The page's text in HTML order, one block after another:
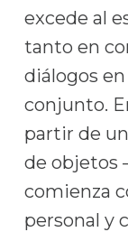
excede al
tanto en
diálogos
conjunto.
partir de
de objetos
comienza
personal y